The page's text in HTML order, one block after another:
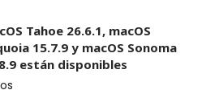
Tahoe 26.6.1, macOS
15.7.9 y macOS Sonoma
están disponibles